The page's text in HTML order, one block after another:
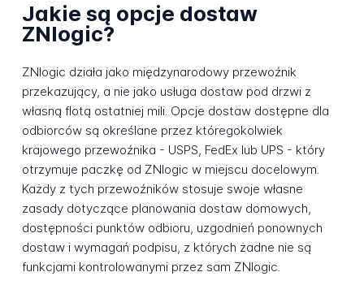
Jakie są opcje dostaw
ZNlogic?
ZNlogic działa jako międzynarodowy przewoźnik
przekazujący, a nie jako usługa dostaw pod drzwi z
własną flotą ostatniej mili. Opcje dostaw dostępne dla
odbiorców są określane przez któregokolwiek
krajowego przewoźnika - USPS, FedEx lub UPS - który
otrzymuje paczkę od ZNlogic w miejscu docelowym.
Każdy z tych przewoźników stosuje swoje własne
zasady dotyczące planowania dostaw domowych,
dostępności punktów odbioru, uzgodnień ponownych
dostaw i wymagań podpisu, z których żadne nie są
funkcjami kontrolowanymi przez sam ZNlogic.